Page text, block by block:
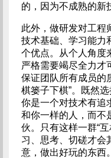
的，因为不成熟的新
此外，做研发对工程
技术基础、学习能
个优点。从个人角度
严格需要竭尽全力才
保证团队所有成员的
棋篓子下棋”。既然
你是一个对技术有追
和你一样的人，而不
伙。只有这样一群“
习、思考、切磋才会
意，做出好玩的东西。